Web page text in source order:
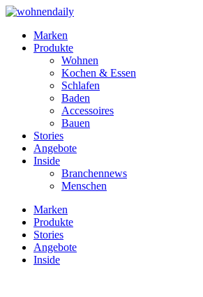
Marken
Produkte
Wohnen
Kochen & Essen
Schlafen
Baden
Accessoires
Bauen
Stories
Angebote
Inside
Branchennews
Menschen
Marken
Produkte
Stories
Angebote
Inside